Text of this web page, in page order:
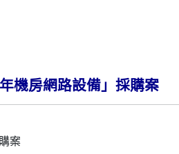
機房網路設備」採購案
案